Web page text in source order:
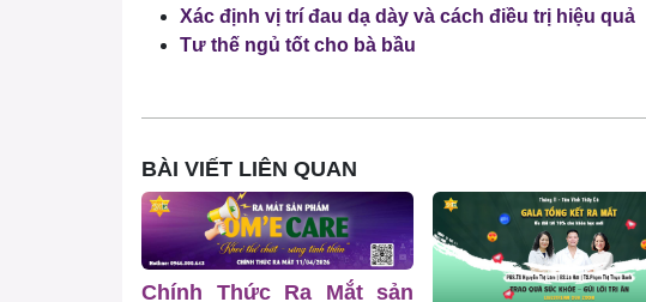
Xác định vị trí đau dạ dày và cách điều trị hiệu quả
Tư thế ngủ tốt cho bà bầu
BÀI VIẾT LIÊN QUAN
Chính Thức Ra Mắt sản